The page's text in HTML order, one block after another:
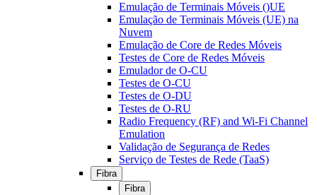
Emulação de Terminais Móveis ()UE
Emulação de Terminais Móveis (UE) na
Nuvem
Emulação de Core de Redes Móveis
Testes de Core de Redes Móveis
Emulador de O-CU
Testes de O-CU
Testes de O-DU
Testes de O-RU
Radio Frequency (RF) and Wi-Fi Channel
Emulation
Validação de Segurança de Redes
Serviço de Testes de Rede (TaaS)
Fibra
Fibra